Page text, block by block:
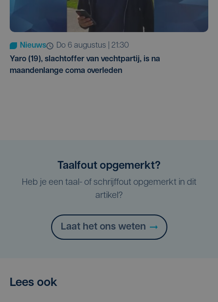
Nieuws
do 6 augustus | 21:30
Yaro (19), slachtoffer van vechtpartij, is na
maandenlange coma overleden
Taalfout opgemerkt?
Heb je een taal- of schrijffout opgemerkt in dit
artikel?
Laat het ons weten
Lees ook